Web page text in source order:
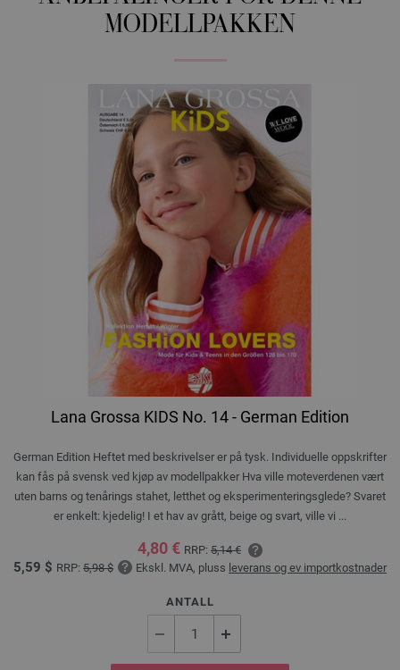
MODELLPAKKEN
Lana Grossa KIDS No. 14 - German Edition
German Edition Heftet med beskrivelser er på tysk. Individuelle oppskrifter
kan fås på svensk ved kjøp av modellpakker Hva ville moteverdenen vært
uten barns og tenårings stahet, letthet og eksperimenteringsglede? Svaret
er enkelt: kjedelig! I et hav av grått, beige og svart, ville vi ...
4,80 € RRP: 5,14 €
5,59 $ RRP: 5,98 $ Ekskl. MVA, pluss leverans og ev importkostnader
ANTALL